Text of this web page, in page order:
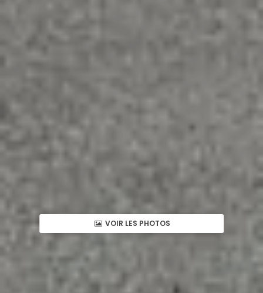
VOIR LES PHOTOS